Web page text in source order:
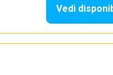
Vedi